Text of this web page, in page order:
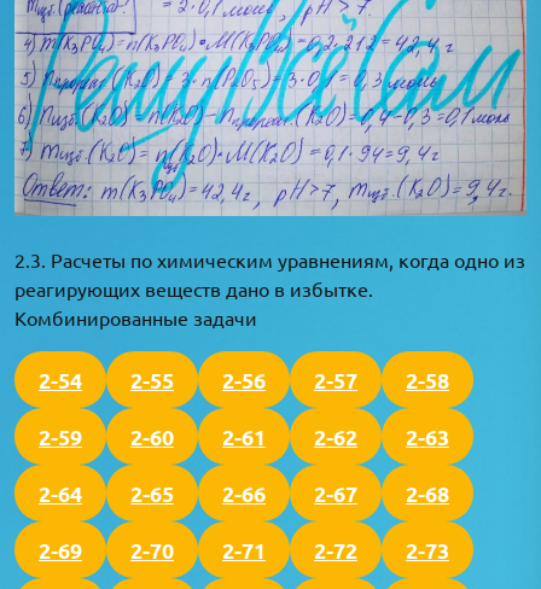
2.3. Расчеты по химическим уравнениям, когда одно из
реагирующих веществ дано в избытке.
Комбинированные задачи
2-54 2-55 2-56 2-57 2-58
2-59 2-60 2-61 2-62 2-63
2-64 2-65 2-66 2-67 2-68
2-69 2-70 2-71 2-72 2-73